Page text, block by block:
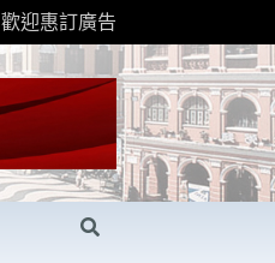
歡迎惠訂廣告